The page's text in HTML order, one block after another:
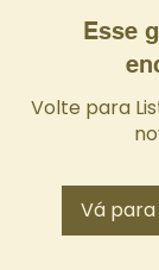
Esse
Volte para
Vá para